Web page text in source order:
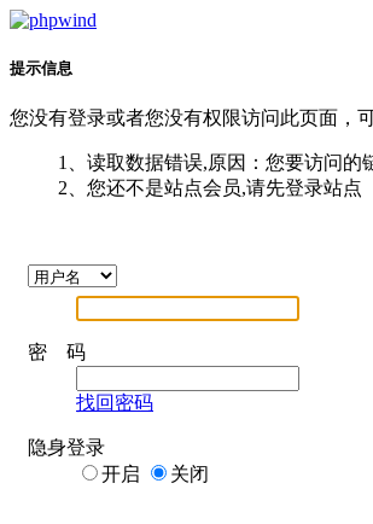
提示信息
您没有登录或者您没有权限访问此页面，
1、读取数据错误,原因：您要访问的
2、您还不是站点会员,请先登录站点
密 码
找回密码
隐身登录
开启
关闭